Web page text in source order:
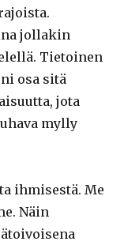
jollakin
Tietoinen
osa sitä
jota
mylly
ihmisestä. Me
Näin